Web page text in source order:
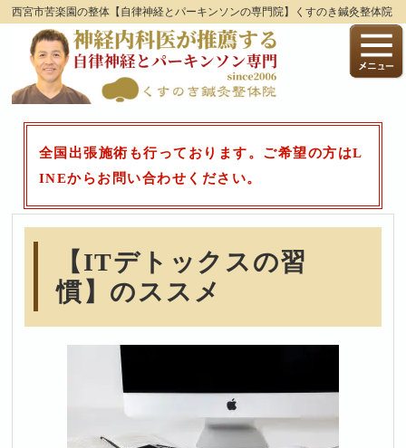
西宮市苦楽園の整体【自律神経とパーキンソンの専門院】くすのき鍼灸整体院
全国出張施術も行っております。ご希望の方はL
INEからお問い合わせください。
【ITデトックスの習
慣】のススメ